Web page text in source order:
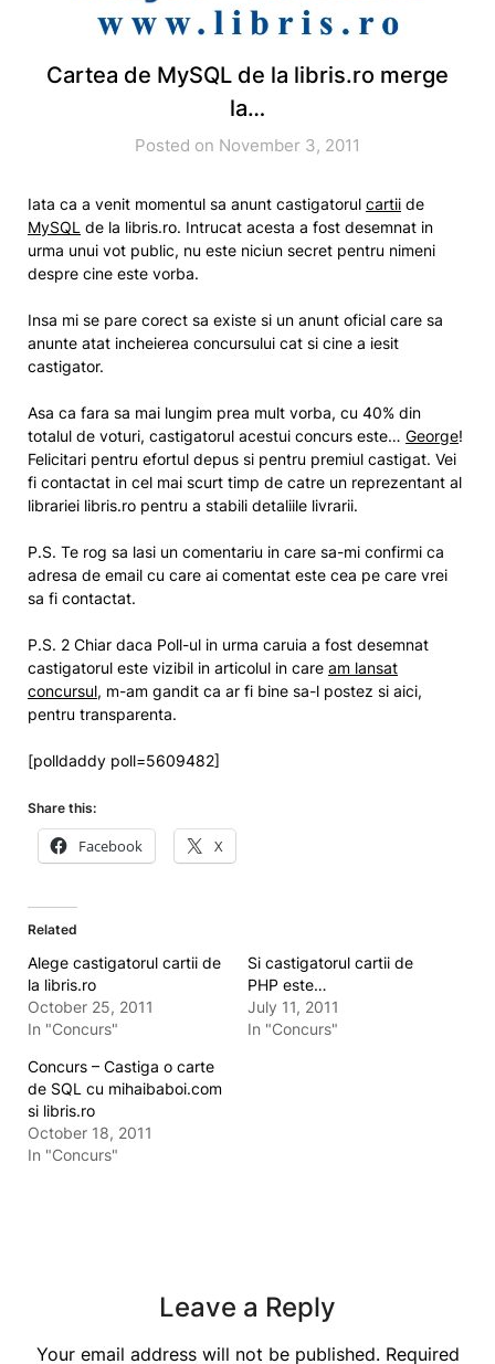
Cartea de MySQL de la libris.ro merge
la…
Posted on November 3, 2011
Iata ca a venit momentul sa anunt castigatorul cartii de
MySQL de la libris.ro. Intrucat acesta a fost desemnat in
urma unui vot public, nu este niciun secret pentru nimeni
despre cine este vorba.
Insa mi se pare corect sa existe si un anunt oficial care sa
anunte atat incheierea concursului cat si cine a iesit
castigator.
Asa ca fara sa mai lungim prea mult vorba, cu 40% din
totalul de voturi, castigatorul acestui concurs este… George!
Felicitari pentru efortul depus si pentru premiul castigat. Vei
fi contactat in cel mai scurt timp de catre un reprezentant al
librariei libris.ro pentru a stabili detaliile livrarii.
P.S. Te rog sa lasi un comentariu in care sa-mi confirmi ca
adresa de email cu care ai comentat este cea pe care vrei
sa fi contactat.
P.S. 2 Chiar daca Poll-ul in urma caruia a fost desemnat
castigatorul este vizibil in articolul in care am lansat
concursul, m-am gandit ca ar fi bine sa-l postez si aici,
pentru transparenta.
[polldaddy poll=5609482]
Share this:
Facebook X
Related
Alege castigatorul cartii de
la libris.ro
October 25, 2011
In "Concurs"
Si castigatorul cartii de
PHP este…
July 11, 2011
In "Concurs"
Concurs – Castiga o carte
de SQL cu mihaibaboi.com
si libris.ro
October 18, 2011
In "Concurs"
Leave a Reply
Your email address will not be published. Required